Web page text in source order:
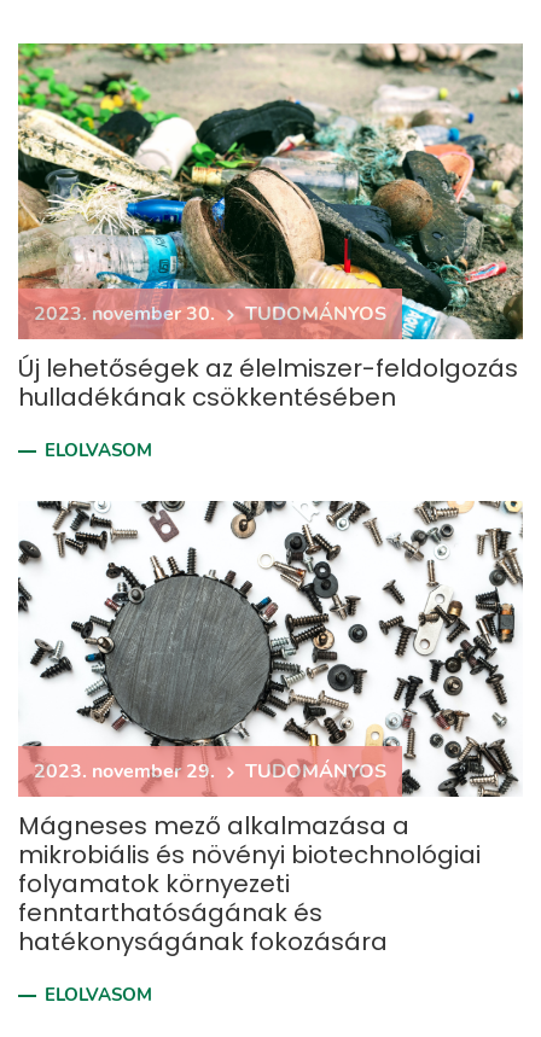
2023. november 30. TUDOMÁNYOS
Új lehetőségek az élelmiszer-feldolgozás
hulladékának csökkentésében
ELOLVASOM
2023. november 29. TUDOMÁNYOS
Mágneses mező alkalmazása a
mikrobiális és növényi biotechnológiai
folyamatok környezeti
fenntarthatóságának és
hatékonyságának fokozására
ELOLVASOM